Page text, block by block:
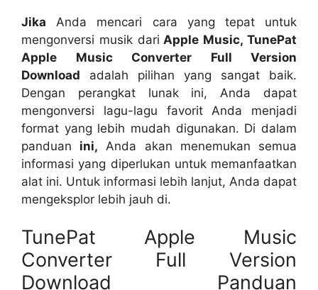
Jika Anda mencari cara yang tepat untuk
mengonversi musik dari Apple Music, TunePat
Apple Music Converter Full Version
Download adalah pilihan yang sangat baik.
Dengan perangkat lunak ini, Anda dapat
mengonversi lagu-lagu favorit Anda menjadi
format yang lebih mudah digunakan. Di dalam
panduan ini, Anda akan menemukan semua
informasi yang diperlukan untuk memanfaatkan
alat ini. Untuk informasi lebih lanjut, Anda dapat
mengeksplor lebih jauh di.
TunePat Apple Music
Converter Full Version
Download Panduan